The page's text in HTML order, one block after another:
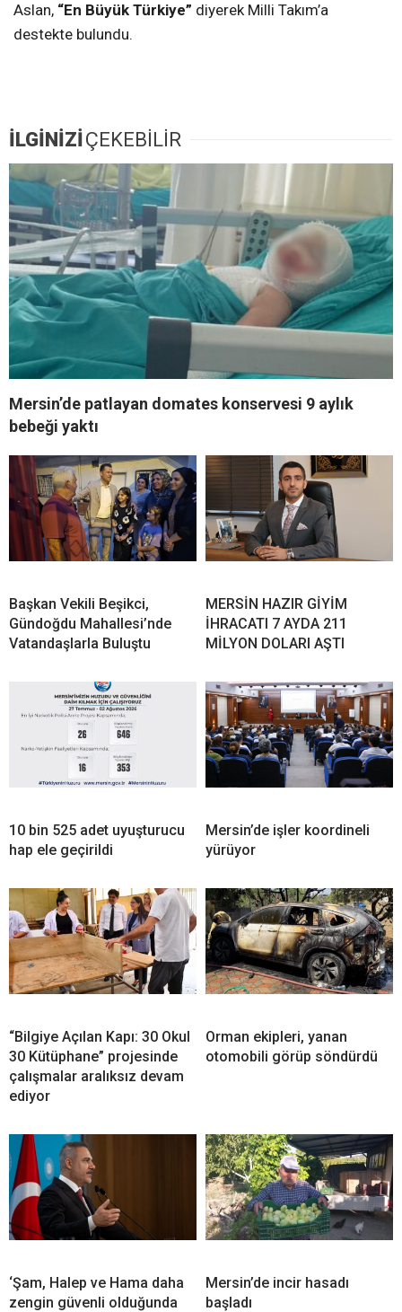
Aslan, “En Büyük Türkiye” diyerek Milli Takım’a
destekte bulundu.
İLGİNİZİÇEKEBİLİR
Mersin’de patlayan domates konservesi 9 aylık
bebeği yaktı
Başkan Vekili Beşikci,
Gündoğdu Mahallesi’nde
Vatandaşlarla Buluştu
MERSİN HAZIR GİYİM
İHRACATI 7 AYDA 211
MİLYON DOLARI AŞTI
10 bin 525 adet uyuşturucu
hap ele geçirildi
Mersin’de işler koordineli
yürüyor
“Bilgiye Açılan Kapı: 30 Okul
30 Kütüphane” projesinde
çalışmalar aralıksız devam
ediyor
Orman ekipleri, yanan
otomobili görüp söndürdü
‘Şam, Halep ve Hama daha
zengin güvenli olduğunda
Mersin’de incir hasadı
başladı